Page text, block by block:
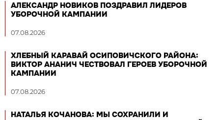
АЛЕКСАНДР НОВИКОВ ПОЗДРАВИЛ ЛИДЕРОВ
УБОРОЧНОЙ КАМПАНИИ
07.08.2026
ХЛЕБНЫЙ КАРАВАЙ ОСИПОВИЧСКОГО РАЙОНА:
ВИКТОР АНАНИЧ ЧЕСТВОВАЛ ГЕРОЕВ УБОРОЧНОЙ
КАМПАНИИ
07.08.2026
НАТАЛЬЯ КОЧАНОВА: МЫ СОХРАНИЛИ И